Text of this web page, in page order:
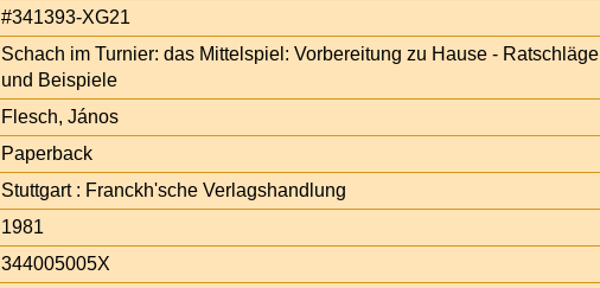
#341393-XG21
Schach im Turnier: das Mittelspiel: Vorbereitung zu Hause - Ratschläge
und Beispiele
Flesch, János
Paperback
Stuttgart : Franckh'sche Verlagshandlung
1981
344005005X